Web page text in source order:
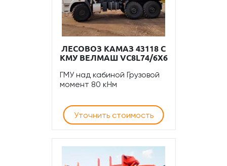
ЛЕСОВОЗ КАМАЗ 43118 С
КМУ ВЕЛМАШ VC8L74/6Х6
ГМУ над кабиной Грузовой
момент 80 кНм
Уточнить стоимость